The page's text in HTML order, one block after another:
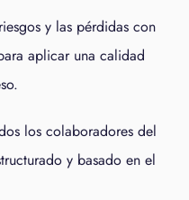
y las pérdidas con
aplicar una calidad
los colaboradores del
y basado en el